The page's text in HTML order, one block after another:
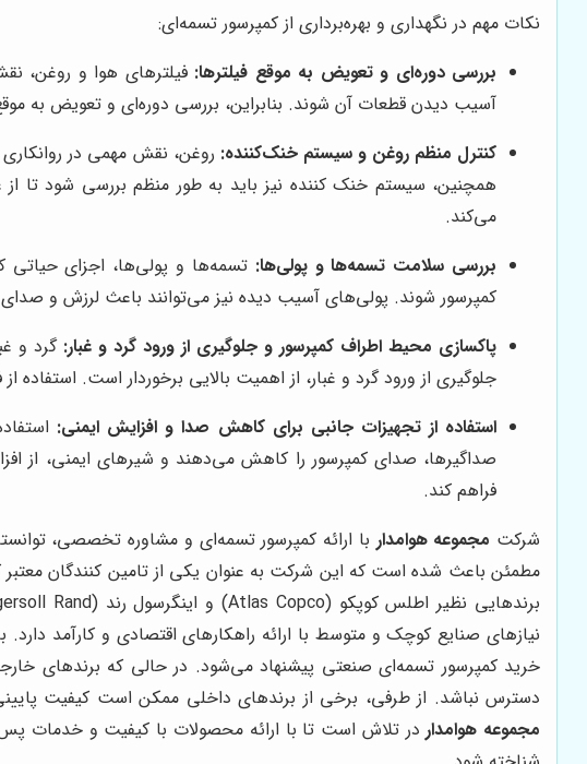
نکات مهم در نگهداری و بهره‌برداری از کمپرسور تسمه‌ای:
بررسی دوره‌ای و تعویض به موقع فیلترها: فیلترهای هوا و روغن،
آسیب دیدن قطعات آن شوند. بنابراین، بررسی دوره‌ای و تعویض به
کنترل منظم روغن و سیستم خنک‌کننده: روغن، نقش مهمی در
همچنین، سیستم خنک کننده نیز باید به طور منظم بررسی شود
می‌کند.
بررسی سلامت تسمه‌ها و پولی‌ها: تسمه‌ها و پولی‌ها، اجزای حیاتی
کمپرسور شوند. پولی‌های آسیب دیده نیز می‌توانند باعث لرزش و
پاکسازی محیط اطراف کمپرسور و جلوگیری از ورود گرد و غبار: گرد و
جلوگیری از ورود گرد و غبار، از اهمیت بالایی برخوردار است.
استفاده از تجهیزات جانبی برای کاهش صدا و افزایش ایمنی:
صداگیرها، صدای کمپرسور را کاهش می‌دهند و شیرهای ایمنی، از
فراهم کند.
شرکت مجموعه هوامدار با ارائه کمپرسور تسمه‌ای و مشاوره تخصصی،
مطمئن باعث شده است که این شرکت به عنوان یکی از تامین کنندگان معتبر
برندهایی نظیر اطلس کوپکو (Atlas Copco) و اینگرسول رند (Ingersoll Rand) که بیشتر در زمینه کمپرسورهای بزرگ و پروژه‌های صنعتی فعالیت دارند،
نیازهای صنایع کوچک و متوسط با ارائه راهکارهای اقتصادی و کارآمد دارد.
خرید کمپرسور تسمه‌ای صنعتی پیشنهاد می‌شود. در حالی که برندهای
دسترس نباشد. از طرفی، برخی از برندهای داخلی ممکن است کیفیت
مجموعه هوامداردر تلاش است تا با ارائه محصولات با کیفیت و خدمات